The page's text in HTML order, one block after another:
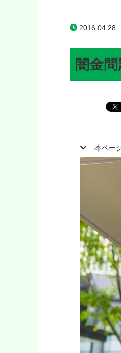
2016.04.28
闇金
本ペー